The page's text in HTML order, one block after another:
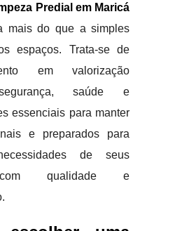
Predial em Maricá
mais do que a simples
espaços. Trata-se de
em valorização
saúde e
essenciais para manter
e preparados para
de seus
com qualidade e